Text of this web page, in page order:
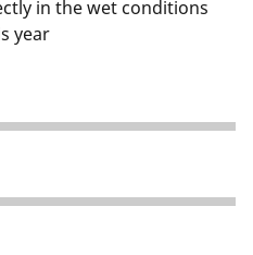
in the wet conditions
year